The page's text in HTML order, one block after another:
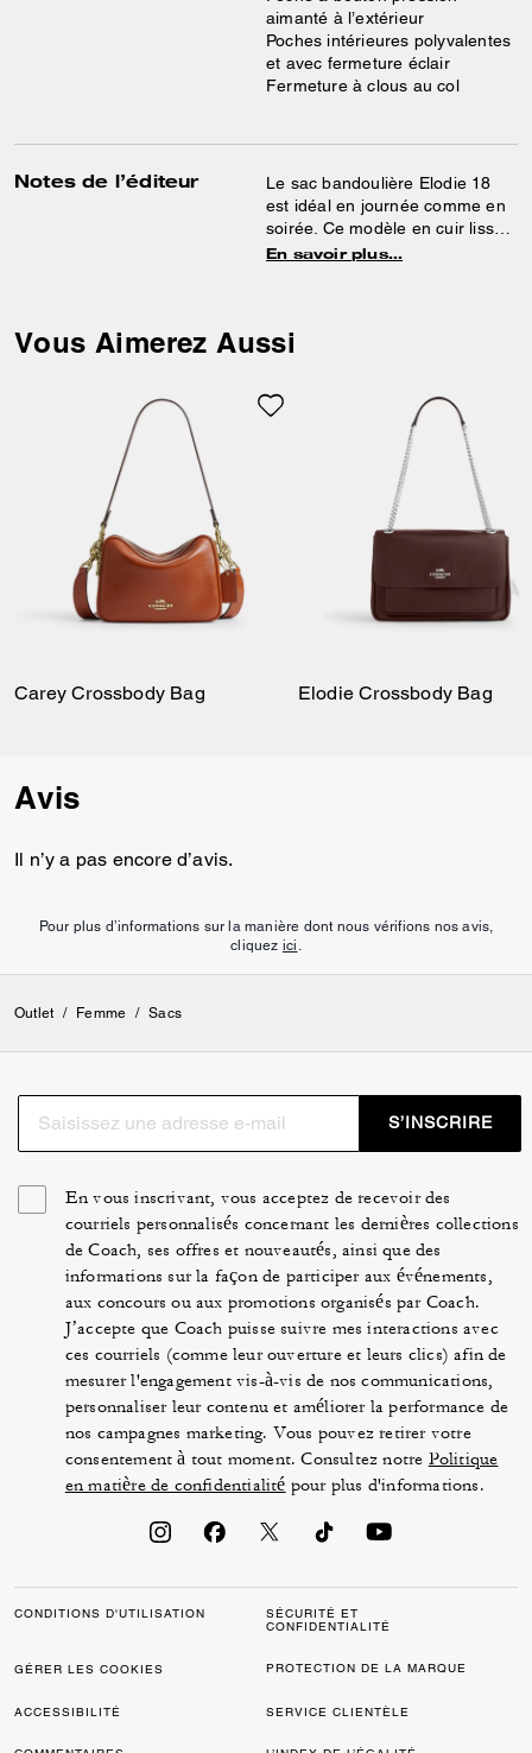
aimanté à l’extérieur
Poches intérieures polyvalentes
et avec fermeture éclair
Fermeture à clous au col
Notes de l’éditeur
Le sac bandoulière Elodie 18
est idéal en journée comme en
soirée. Ce modèle en cuir lisse
matelassé est doté de poches
aimanté pour une organisation
ou croisé.
En savoir plus…
Vous Aimerez Aussi
Carey Crossbody Bag Elodie Crossbody Bag
Avis
Il n’y a pas encore d’avis.
Pour plus d’informations sur la manière dont nous vérifions nos avis,
cliquez ici
Outlet / Femme / Sacs
S’INSCRIRE
En vous inscrivant, vous acceptez de recevoir des
courriels personnalisés concernant les dernières collections
de Coach, ses offres et nouveautés, ainsi que des
informations sur la façon de participer aux événements,
aux concours ou aux promotions organisés par Coach.
J’accepte que Coach puisse suivre mes interactions avec
ces courriels (comme leur ouverture et leurs clics) afin de
mesurer l'engagement vis-à-vis de nos communications,
personnaliser leur contenu et améliorer la performance de
nos campagnes marketing. Vous pouvez retirer votre
consentement à tout moment. Consultez notre Politique
en matière de confidentialité pour plus d'informations.
CONDITIONS D'UTILISATION
SÉCURITÉ ET
CONFIDENTIALITÉ
GÉRER LES COOKIES PROTECTION DE LA MARQUE
ACCESSIBILITÉ SERVICE CLIENTÈLE